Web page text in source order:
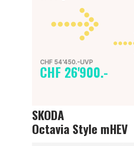
CHF 54'450.-UVP
CHF 26'900.-
SKODA
Octavia Style mHEV